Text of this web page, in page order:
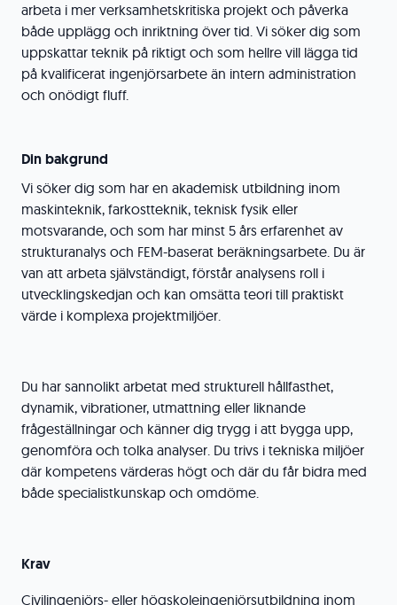
arbeta i mer verksamhetskritiska projekt och påverka
både upplägg och inriktning över tid. Vi söker dig som
uppskattar teknik på riktigt och som hellre vill lägga tid
på kvalificerat ingenjörsarbete än intern administration
och onödigt fluff.
Din bakgrund
Vi söker dig som har en akademisk utbildning inom
maskinteknik, farkostteknik, teknisk fysik eller
motsvarande, och som har minst 5 års erfarenhet av
strukturanalys och FEM-baserat beräkningsarbete. Du är
van att arbeta självständigt, förstår analysens roll i
utvecklingskedjan och kan omsätta teori till praktiskt
värde i komplexa projektmiljöer.
Du har sannolikt arbetat med strukturell hållfasthet,
dynamik, vibrationer, utmattning eller liknande
frågeställningar och känner dig trygg i att bygga upp,
genomföra och tolka analyser. Du trivs i tekniska miljöer
där kompetens värderas högt och där du får bidra med
både specialistkunskap och omdöme.
Krav
Civilingenjörs- eller högskoleingenjörsutbildning inom